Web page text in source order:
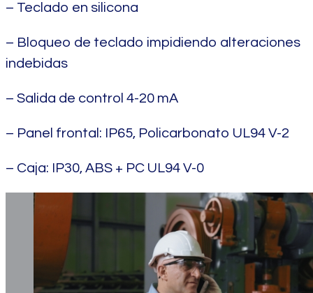
– Teclado en silicona
– Bloqueo de teclado impidiendo alteraciones
indebidas
– Salida de control 4-20 mA
– Panel frontal: IP65, Policarbonato UL94 V-2
– Caja: IP30, ABS + PC UL94 V-0